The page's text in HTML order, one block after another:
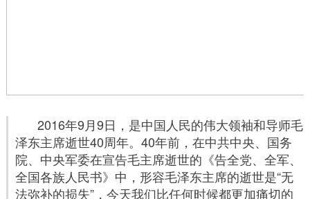
2016年9月9日，是中国人民的伟大领袖和导师毛
泽东主席逝世40周年。40年前，在中共中央、国务
院、中央军委在宣告毛主席逝世的《告全党、全军、
全国各族人民书》中，形容毛泽东主席的逝世是“无
法弥补的损失”，今天我们比任何时候都更加痛切的